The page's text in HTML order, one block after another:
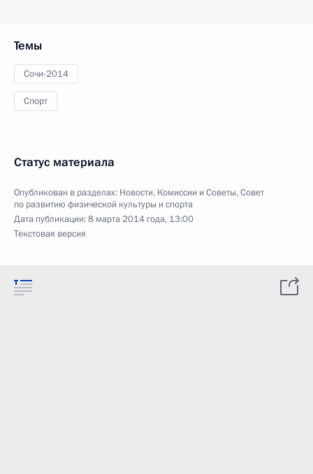
Темы
Сочи-2014
Спорт
Статус материала
Опубликован в разделах: Новости, Комиссии и Советы,Совет
по развитию физической культуры и спорта
Дата публикации:8 марта 2014 года, 13:00
Текстовая версия